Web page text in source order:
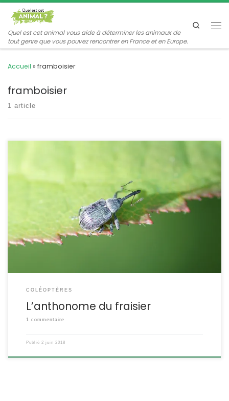
Passer au contenu
Quel est cet animal vous aide à déterminer les animaux de
tout genre que vous pouvez rencontrer en France et en Europe.
Search
Accueil » framboisier
framboisier
1 article
C’est un minuscule charançon qui peut faire de gros dégâts sur
les fraisiers ou les framboisiers mais je le trouve le plus souvent
dans mes asters ou mes marguerites. Anthonomus rubi
Herbst,1795 L’anthonome du framboisier Le coupe-bouton
POSITION SYSTÉMATIQUE : Insecte Coléoptère Famille des
Curculionidae ETYMOLOGIE : Anthonomus veut dire « qui pature
sur les […]
COLÉOPTÈRES
L’anthonome du fraisier
1 commentaire
Publié 2 juin 2018